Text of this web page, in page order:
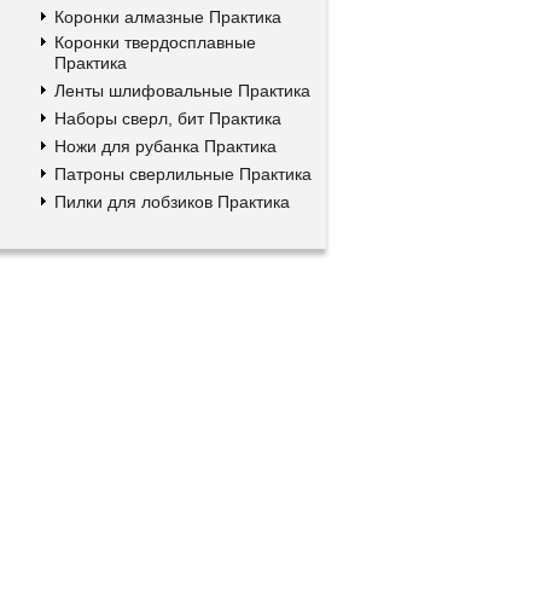
Коронки алмазные Практика
Коронки твердосплавные
Практика
Ленты шлифовальные Практика
Наборы сверл, бит Практика
Ножи для рубанка Практика
Патроны сверлильные Практика
Пилки для лобзиков Практика